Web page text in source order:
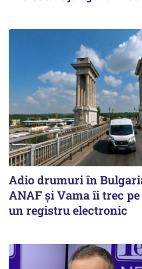
Adio drumuri în
ANAF și Vama îi trec
un registru electronic